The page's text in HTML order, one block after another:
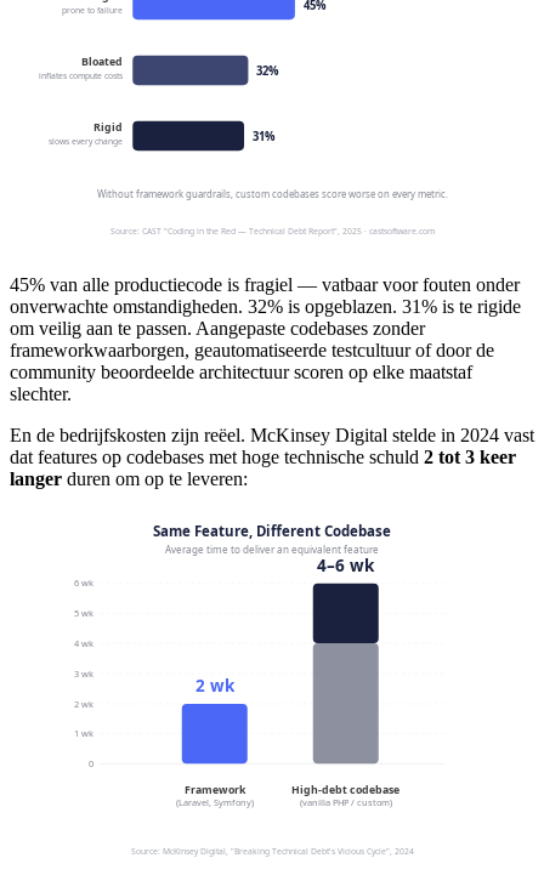
45% van alle productiecode is fragiel — vatbaar voor fouten onder
onverwachte omstandigheden. 32% is opgeblazen. 31% is te rigide
om veilig aan te passen. Aangepaste codebases zonder
frameworkwaarborgen, geautomatiseerde testcultuur of door de
community beoordeelde architectuur scoren op elke maatstaf
slechter.
En de bedrijfskosten zijn reëel. McKinsey Digital stelde in 2024 vast
dat features op codebases met hoge technische schuld 2 tot 3 keer
langer duren om op te leveren: